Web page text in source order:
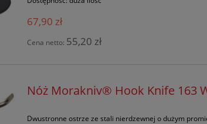
67,90 zł
Cena netto: 55,20 zł
Nóż Morakniv® Hook Knife 163
Dwustronne ostrze ze stali nierdzewnej o dużym